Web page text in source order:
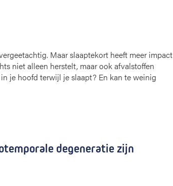
Maar slaaptekort heeft meer impact
niet alleen herstelt, maar ook afvalstoffen
je hoofd terwijl je slaapt? En kan te weinig
degeneratie zijn